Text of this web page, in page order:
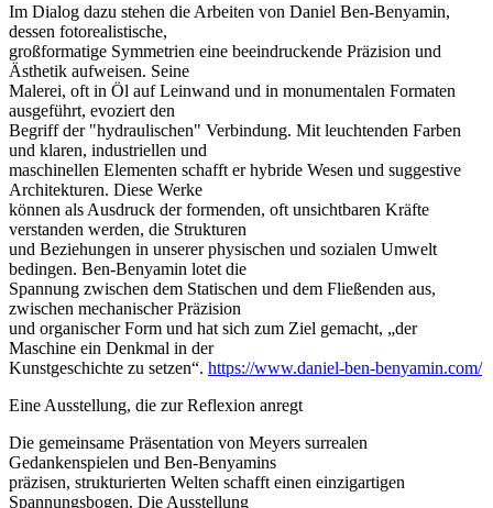
Im Dialog dazu stehen die Arbeiten von Daniel Ben-Benyamin,
dessen fotorealistische,
großformatige Symmetrien eine beeindruckende Präzision und
Ästhetik aufweisen. Seine
Malerei, oft in Öl auf Leinwand und in monumentalen Formaten
ausgeführt, evoziert den
Begriff der "hydraulischen" Verbindung. Mit leuchtenden Farben
und klaren, industriellen und
maschinellen Elementen schafft er hybride Wesen und suggestive
Architekturen. Diese Werke
können als Ausdruck der formenden, oft unsichtbaren Kräfte
verstanden werden, die Strukturen
und Beziehungen in unserer physischen und sozialen Umwelt
bedingen. Ben-Benyamin lotet die
Spannung zwischen dem Statischen und dem Fließenden aus,
zwischen mechanischer Präzision
und organischer Form und hat sich zum Ziel gemacht, „der
Maschine ein Denkmal in der
Kunstgeschichte zu setzen“. https://www.daniel-ben-benyamin.com/
Eine Ausstellung, die zur Reflexion anregt
Die gemeinsame Präsentation von Meyers surrealen
Gedankenspielen und Ben-Benyamins
präzisen, strukturierten Welten schafft einen einzigartigen
Spannungsbogen. Die Ausstellung